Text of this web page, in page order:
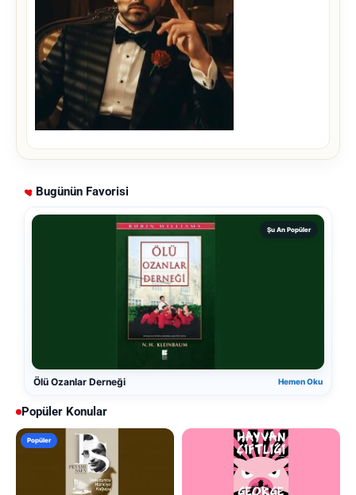
Bugünün Favorisi
Şu An Popüler
Ölü Ozanlar Derneği Hemen Oku
Popüler Konular
Popüler